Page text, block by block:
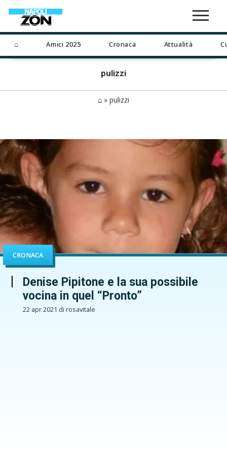
⌂ Amici 2025 Cronaca Attualità
pulizzi
⌂ » pulizzi
CRONACA
Denise Pipitone e la sua possibile
vocina in quel “Pronto”
22 apr 2021 di rosavitale